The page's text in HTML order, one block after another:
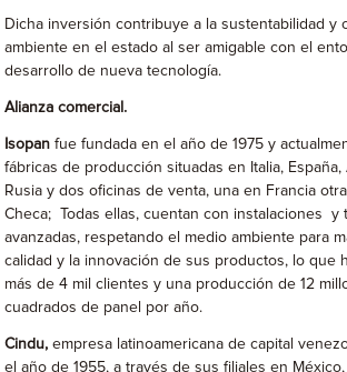
Dicha inversión contribuye a la sustentabilidad y
ambiente en el estado al ser amigable con el
desarrollo de nueva tecnología.
Alianza comercial.
Isopan fue fundada en el año de 1975 y
fábricas de producción situadas en Italia, España,
Rusia y dos oficinas de venta, una en Francia
Checa; Todas ellas, cuentan con instalaciones y
avanzadas, respetando el medio ambiente para
calidad y la innovación de sus productos, lo que
más de 4 mil clientes y una producción de 12
cuadrados de panel por año.
Cindu, empresa latinoamericana de capital
el año de 1955, a través de sus filiales en México,